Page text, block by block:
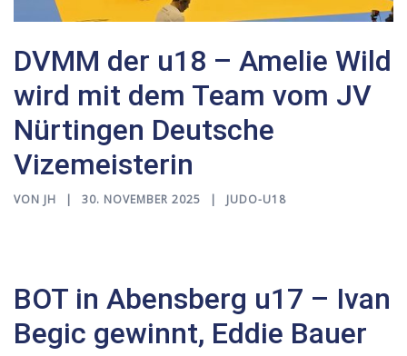
DVMM der u18 – Amelie Wild
wird mit dem Team vom JV
Nürtingen Deutsche
Vizemeisterin
VON JH 30. NOVEMBER 2025 JUDO-U18
BOT in Abensberg u17 – Ivan
Begic gewinnt, Eddie Bauer